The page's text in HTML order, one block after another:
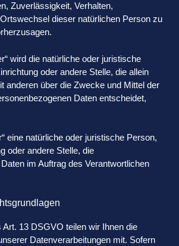
Zuverlässigkeit, Verhalten,
dieser natürlichen Person zu
wird die natürliche oder juristische
oder andere Stelle, die allein
anderen über die Zwecke und Mittel der
Daten entscheidet,
eine natürliche oder juristische Person,
oder andere Stelle, die
im Auftrag des Verantwortlichen
13 DSGVO teilen wir Ihnen die
Datenverarbeitungen mit. Sofern